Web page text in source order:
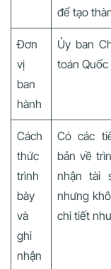
để tạo
Đơn
vị
ban
hành
Ủy ban
toán Quốc
Cách
thức
trình
bày
và
ghi
nhận
Có các
bản về
nhận tài
nhưng
chi tiết như